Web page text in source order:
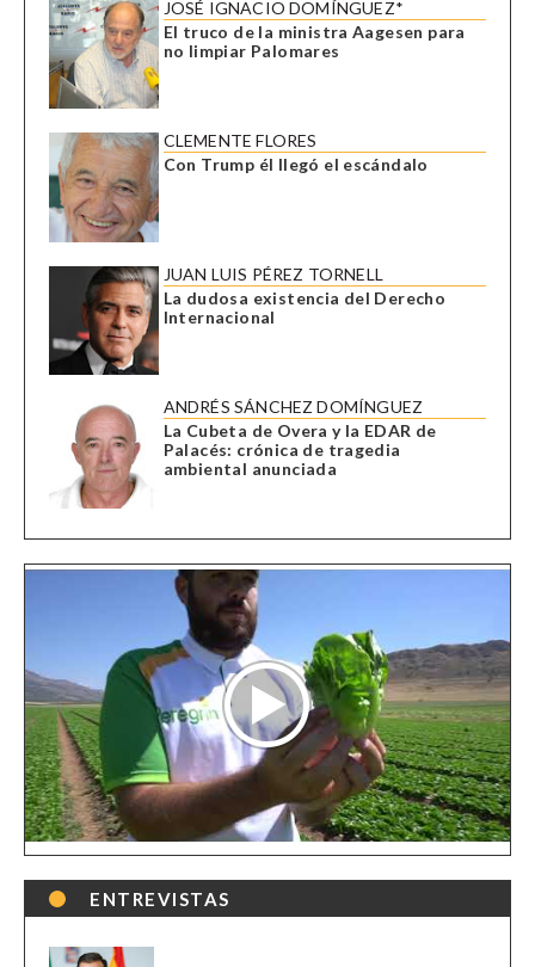
JOSÉ IGNACIO DOMÍNGUEZ*
El truco de la ministra Aagesen para
no limpiar Palomares
CLEMENTE FLORES
Con Trump él llegó el escándalo
JUAN LUIS PÉREZ TORNELL
La dudosa existencia del Derecho
Internacional
ANDRÉS SÁNCHEZ DOMÍNGUEZ
La Cubeta de Overa y la EDAR de
Palacés: crónica de tragedia
ambiental anunciada
ENTREVISTAS